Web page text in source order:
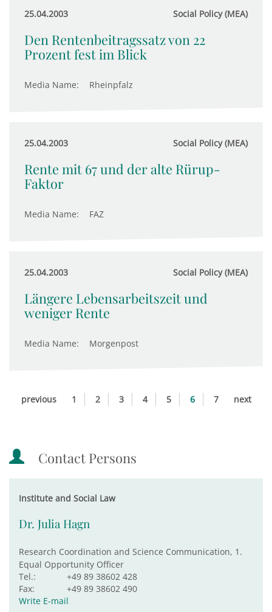
25.04.2003 Social Policy (MEA)
Den Rentenbeitragssatz von 22
Prozent fest im Blick
Media Name: Rheinpfalz
25.04.2003 Social Policy (MEA)
Rente mit 67 und der alte Rürup-
Faktor
Media Name: FAZ
25.04.2003 Social Policy (MEA)
Längere Lebensarbeitszeit und
weniger Rente
Media Name: Morgenpost
previous 1 2 3 4 5 6 7 next
Contact Persons
Institute and Social Law
Dr. Julia Hagn
Research Coordination and Science Communication, 1.
Equal Opportunity Officer
Tel.:
+49 89 38602 428
Fax:
+49 89 38602 490
Write E-mail